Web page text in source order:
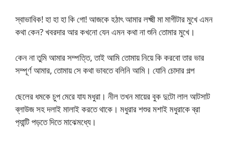
স্বাভাবিক! হা হা হা কি গো! আজকে হঠাৎ আমার লক্ষ্মী মা মাগীটার মুখে এমন
কথা কেন? খবরদার আর কখনো যেন এমন কথা না শুনি তোমার মুখে।
কেন না তুমি আমার সম্পত্তি, তাই আমি তোমায় নিয়ে কি করবো তার ভার
সম্পূর্ণ আমার, তোমায় সে কথা ভাবতে বলিনি আমি। যোনি চোদার গল্প
ছেলের ধমকে চুপ মেরে যায মধুরা। নীল তখন মায়ের বুক দুটো লাল আটসাট
ব্লাউজ সহ দলাই মালাই করতে থাকে। মধুরার শশুর মশাই মধুরাকে ব্রা
প‍্যান্টি পড়তে দিতে মাঝেমধ্যে।